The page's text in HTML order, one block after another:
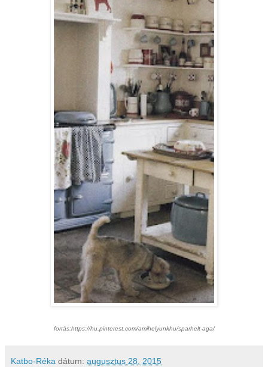
forrás:https://hu.pinterest.com/amihelyunkhu/sparhelt-aga/
Katbo-Réka dátum: augusztus 28, 2015